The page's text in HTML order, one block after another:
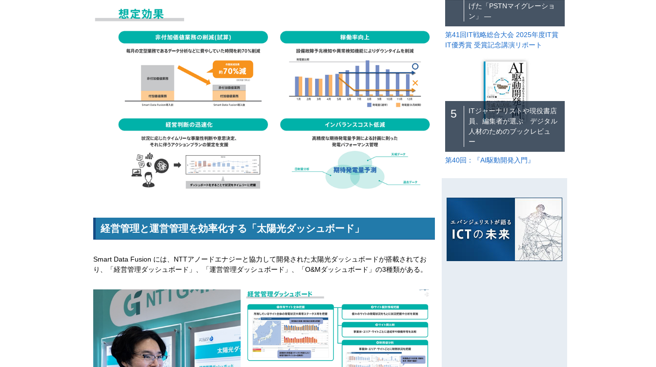
経営管理と運営管理を効率化する「太陽光ダッシュボード」
Smart Data Fusion には、NTTアノードエナジーと協力して開発された太陽光ダッシュボードが搭載されてお
り、「経営管理ダッシュボード」、「運営管理ダッシュボード」、「O&Mダッシュボード」の3種類がある。
げた「PSTNマイグレーショ
ン」 ―
第41回IT戦略総合大会 2025年度IT賞
IT優秀賞 受賞記念講演リポート
5
ITジャーナリストや現役書店
員、編集者が選ぶ デジタル
人材のためのブックレビュ
ー
第40回：『AI駆動開発入門』